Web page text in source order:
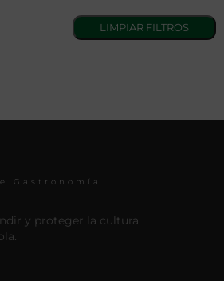
Gastronomía
y proteger la cultura